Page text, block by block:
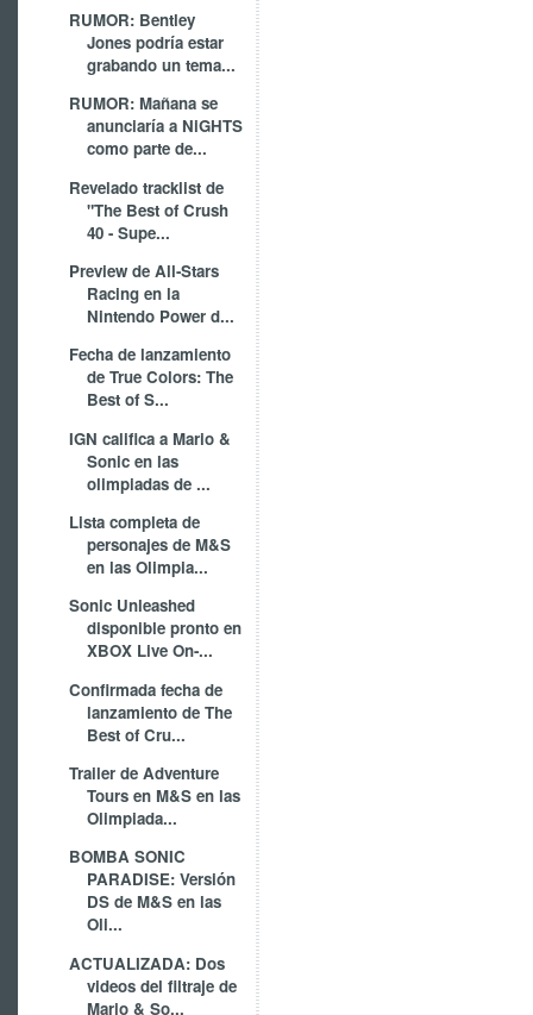
RUMOR: Bentley
Jones podría estar
grabando un tema...
RUMOR: Mañana se
anunciaría a NiGHTS
como parte de...
Revelado tracklist de
"The Best of Crush
40 - Supe...
Preview de All-Stars
Racing en la
Nintendo Power d...
Fecha de lanzamiento
de True Colors: The
Best of S...
IGN califica a Mario &
Sonic en las
olimpiadas de ...
Lista completa de
personajes de M&S
en las Olimpia...
Sonic Unleashed
disponible pronto en
XBOX Live On-...
Confirmada fecha de
lanzamiento de The
Best of Cru...
Trailer de Adventure
Tours en M&S en las
Olimpiada...
BOMBA SONIC
PARADISE: Versión
DS de M&S en las
Oli...
ACTUALIZADA: Dos
videos del filtraje de
Mario & So...